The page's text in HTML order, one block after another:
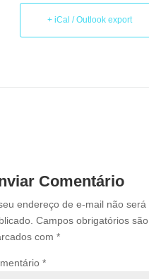
+ iCal / Outlook export
Comentário
endereço de e-mail não será
Campos obrigatórios são
com *
*